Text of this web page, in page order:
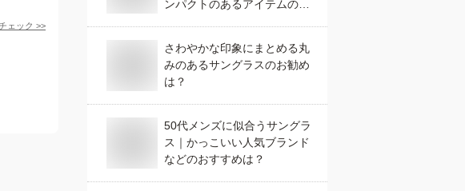
ェック >>
ンパクトのあるアイテムのお
さわやかな印象にまとめる丸
みのあるサングラスのお勧め
は？
50代メンズに似合うサングラ
ス｜かっこいい人気ブランド
などのおすすめは？